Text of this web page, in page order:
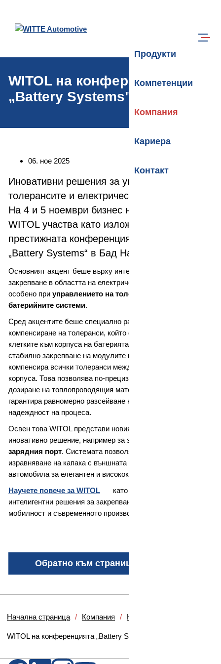
Меню
Продукти
Компетенции
Компания
Кариера
Контакт
WITOL на конференцията
„Battery Systems"
Дата:
06. ное 2025
Иновативни решения за управление на
толерансите и електрическата мобилност:
На 4 и 5 ноември бизнес направлението
WITOL участва като изложител на
престижната конференция Automotive Circle
„Battery Systems“ в Бад Наухайм.
Основният акцент беше върху интелигентните решения за
закрепване в областта на електрическата мобилност –
особено при управлението на толерансите в
батерийните системи.
Сред акцентите беше специално разработен елемент за
компенсиране на толеранси, който фиксира модулите
клетките към корпуса на батерията. Той осигурява
стабилно закрепване на модулите към рамката и
компенсира всички толеранси между фланеца и дъното на
корпуса. Това позволява по-прецизно и икономично
дозиране на топлопроводящия материал (gap filler) и
гарантира равномерно разсейване на топлината и висока
надеждност на процеса.
Освен това WITOL представи новия
иновативно решение, например за закрепване на капака
зарядния порт. Системата позволява прецизно
изравняване на капака с външната повърхност на
автомобила за елегантен и висококачествен външен вид.
Научете повече за WITOL
като ваш партньор за
интелигентни решения за закрепване в електрическата
мобилност и съвременното производство на каросерии.
Обратно към страницата с прегледи
Начална страница Компания Новини и преса
WITOL на конференцията „Battery Systems"